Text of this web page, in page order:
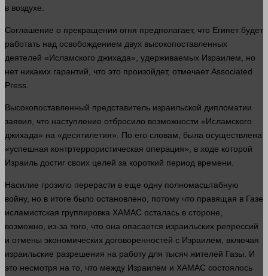
в воздухе.
Соглашение о прекращении огня предполагает, что Египет будет
работать над освобождением двух высокопоставленных
деятелей «Исламского джихада», удерживаемых Израилем, но
нет никаких гарантий, что это произойдет, отмечает Associated
Press.
Высокопоставленный представитель израильской дипломатии
заявил, что наступление отбросило возможности «Исламского
джихада» на «десятилетия». По его словам, была осуществлена
«успешная контртеррористическая операция», в ходе которой
Израиль достиг своих целей за короткий период времени
Насилие грозило перерасти в еще одну полномасштабную
войну, но в итоге было остановлено, потому что правящая в Газе
исламистская группировка ХАМАС осталась в стороне,
возможно, из-за того, что она опасается израильских репрессий
и отмены экономических договоренностей с Израилем, включая
израильские разрешения на работу для тысяч жителей Газы. И
это несмотря на то, что между Израилем и ХАМАС состоялось